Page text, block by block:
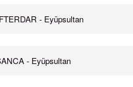
- Eyüpsultan
- Eyüpsultan